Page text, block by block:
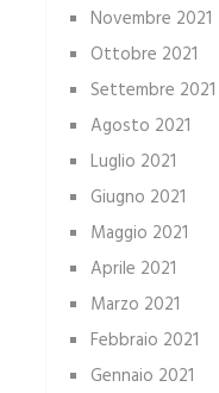
Novembre 2021
Ottobre 2021
Settembre 2021
Agosto 2021
Luglio 2021
Giugno 2021
Maggio 2021
Aprile 2021
Marzo 2021
Febbraio 2021
Gennaio 2021